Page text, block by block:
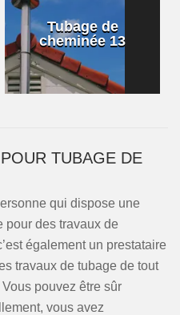
Tubage de
cheminée 13
TUBAGE DE
qui dispose une
des travaux de
également un prestataire
travaux de tubage de tout
pouvez être sûr
vous avez